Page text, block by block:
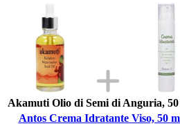
Akamuti Olio di Semi di Anguria,
Antos Crema Idratante Viso, 50